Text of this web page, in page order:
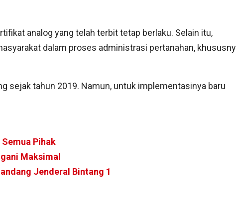
analog yang telah terbit tetap berlaku. Selain itu,
dalam proses administrasi pertanahan,
sejak tahun 2019. Namun, untuk implementasinya baru
Pihak
Maksimal
Jenderal Bintang 1